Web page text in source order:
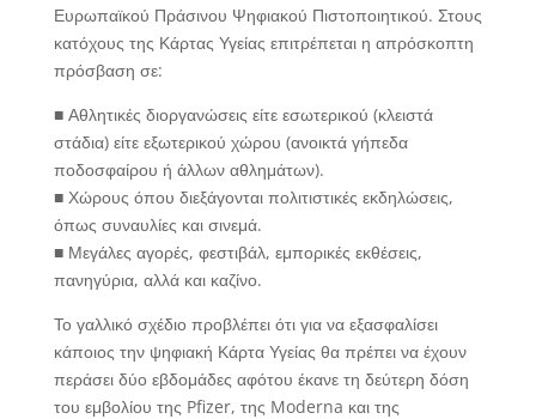
Ευρωπαϊκού Πράσινου Ψηφιακού Πιστοποιητικού. Στους
κατόχους της Κάρτας Υγείας επιτρέπεται η απρόσκοπτη
πρόσβαση σε:
■ Αθλητικές διοργανώσεις είτε εσωτερικού (κλειστά
στάδια) είτε εξωτερικού χώρου (ανοικτά γήπεδα
ποδοσφαίρου ή άλλων αθλημάτων).
■ Χώρους όπου διεξάγονται πολιτιστικές εκδηλώσεις,
όπως συναυλίες και σινεμά.
■ Μεγάλες αγορές, φεστιβάλ, εμπορικές εκθέσεις,
πανηγύρια, αλλά και καζίνο.
Το γαλλικό σχέδιο προβλέπει ότι για να εξασφαλίσει
κάποιος την ψηφιακή Κάρτα Υγείας θα πρέπει να έχουν
περάσει δύο εβδομάδες αφότου έκανε τη δεύτερη δόση
του εμβολίου της Pfizer, της Moderna και της